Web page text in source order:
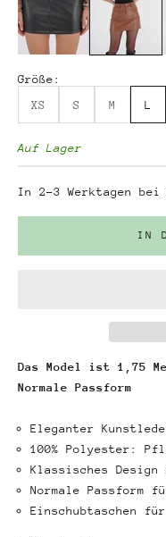
Größe:
XS
S M L
Auf Lager
In 2-3 Werktagen
IN
Das Model ist 1,75
Normale Passform
Eleganter
100% Polyester:
Klassisches
Normale Passform
Einschubtaschen